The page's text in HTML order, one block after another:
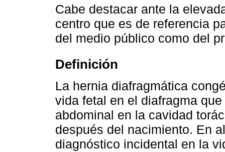
Cabe destacar ante la
centro que es de referencia
del medio público como del
Definición
La hernia diafragmática
vida fetal en el diafragma
abdominal en la cavidad
después del nacimiento. En
diagnóstico incidental en la